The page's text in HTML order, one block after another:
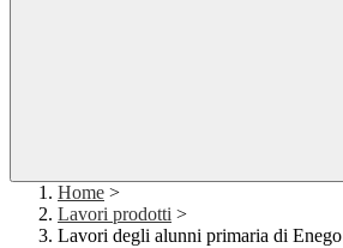
Home >
Lavori prodotti >
Lavori degli alunni primaria di Enego